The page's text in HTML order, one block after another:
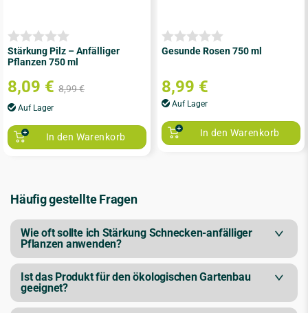
Stärkung Pilz – Anfälliger
Pflanzen 750 ml
8,99€
8,09 €
Auf Lager
In den Warenkorb
Gesunde Rosen 750 ml
8,99 €
Auf Lager
In den Warenkorb
Häufig gestellte Fragen
Wie oft sollte ich Stärkung Schnecken-anfälliger
Pflanzen anwenden?
Ist das Produkt für den ökologischen Gartenbau
geeignet?